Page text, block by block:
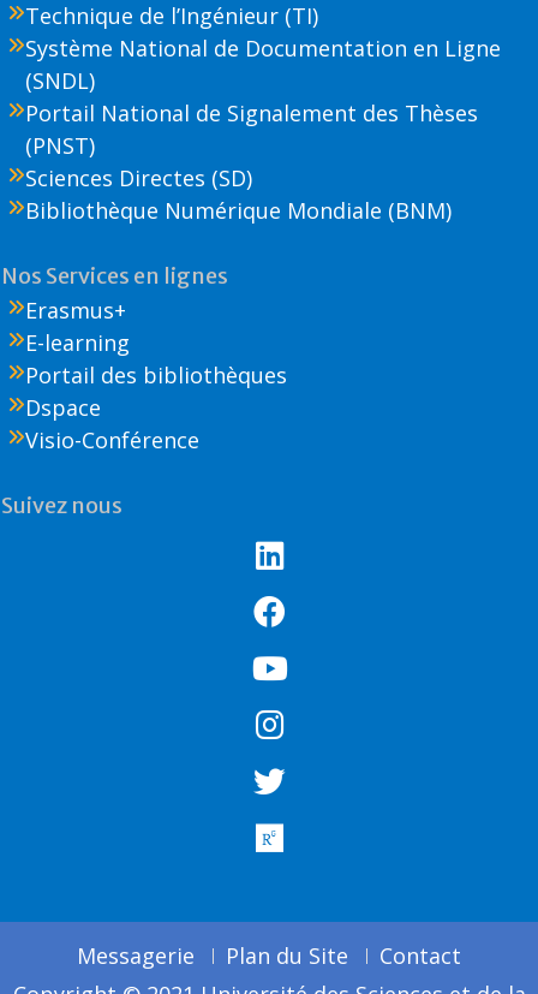
Technique de l’Ingénieur (TI)
Système National de Documentation en Ligne
(SNDL)
Portail National de Signalement des Thèses
(PNST)
Sciences Directes (SD)
Bibliothèque Numérique Mondiale (BNM)
Nos Services en lignes
Erasmus+
E-learning
Portail des bibliothèques
Dspace
Visio-Conférence
Suivez nous
Messagerie Plan du Site
Contact